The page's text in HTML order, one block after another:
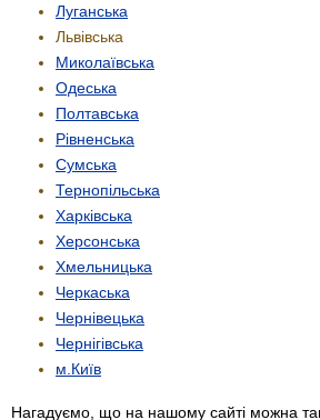
Луганська
Львівська
Миколаївська
Одеська
Полтавська
Рівненська
Сумська
Тернопільська
Харківська
Херсонська
Хмельницька
Черкаська
Чернівецька
Чернігівська
м.Київ
Нагадуємо, що на нашому сайті можна